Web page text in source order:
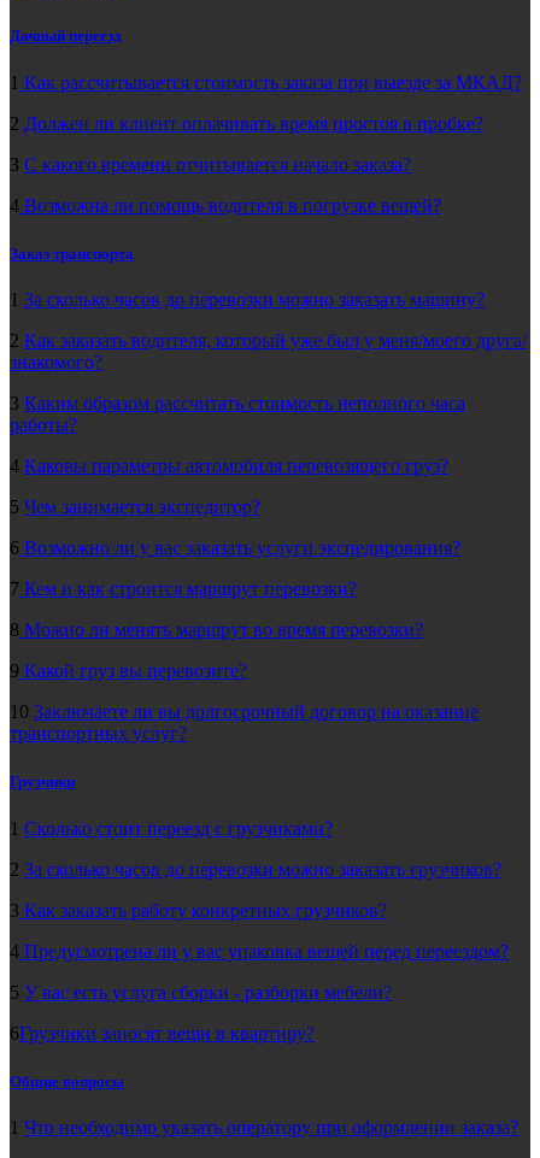
Дачный переезд
1 Как рассчитывается стоимость заказа при выезде за МКАД?
2 Должен ли клиент оплачивать время простоя в пробке?
3 С какого времени отчитывается начало заказа?
4 Возможна ли помощь водителя в погрузке вещей?
Заказ транспорта
1 За сколько часов до перевозки можно заказать машину?
2 Как заказать водителя, который уже был у меня/моего друга/
знакомого?
3 Каким образом рассчитать стоимость неполного часа
работы?
4 Каковы параметры автомобиля перевозящего груз?
5 Чем занимается экспедитор?
6 Возможно ли у вас заказать услуги экспедирования?
7 Кем и как строится маршрут перевозки?
8 Можно ли менять маршрут во время перевозки?
9 Какой груз вы перевозите?
10 Заключаете ли вы долгосрочный договор на оказание
транспортных услуг?
Грузчики
1 Сколько стоит переезд с грузчиками?
2 За сколько часов до перевозки можно заказать грузчиков?
3 Как заказать работу конкретных грузчиков?
4 Предусмотрена ли у вас упаковка вещей перед переездом?
5 У вас есть услуга сборки - разборки мебели?
6Грузчики заносят вещи в квартиру?
Общие вопросы
1 Что необходимо указать оператору при оформлении заказа?